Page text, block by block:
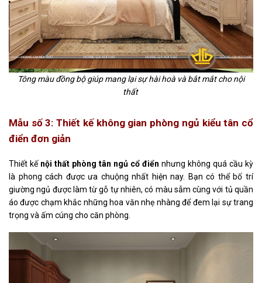
Tông màu đồng bộ giúp mang lại sự hài hoà và bắt mắt cho nội
thất
Mẫu số 3: Thiết kế không gian phòng ngủ kiểu tân cổ
điển đơn giản
Thiết kếnội thất phòng tân ngủ cổ điển nhưng không quá cầu kỳ
là phong cách được ưa chuộng nhất hiện nay. Bạn có thể bố trí
giường ngủ được làm từ gỗ tự nhiên, có màu sẫm cùng với tủ quần
áo được chạm khắc những hoa văn nhẹ nhàng để đem lại sự trang
trọng và ấm cúng cho căn phòng.